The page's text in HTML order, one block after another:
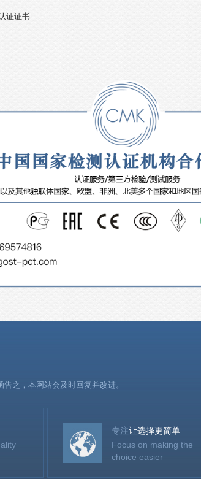
证证书
之，本网站会及时回复并改进。
专注让选择更简单
Focus on making the
choice easier